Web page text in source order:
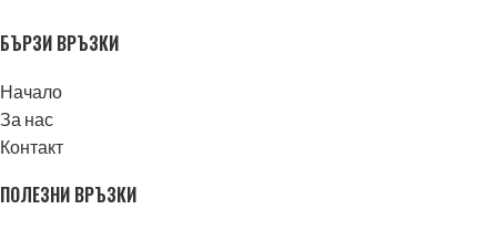
БЪРЗИ ВРЪЗКИ
Начало
За нас
Контакт
ПОЛЕЗНИ ВРЪЗКИ